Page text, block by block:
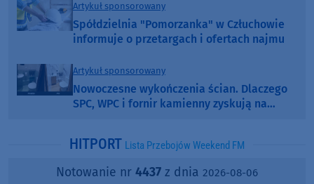
Artykuł sponsorowany
Spółdzielnia "Pomorzanka" w Człuchowie
informuje o przetargach i ofertach najmu
Artykuł sponsorowany
Nowoczesne wykończenia ścian. Dlaczego
SPC, WPC i fornir kamienny zyskują na
HITPORT Lista Przebojów Weekend FM
Notowanie nr 4437 z dnia 2026-08-06